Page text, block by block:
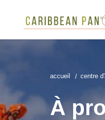
accueil centre
À